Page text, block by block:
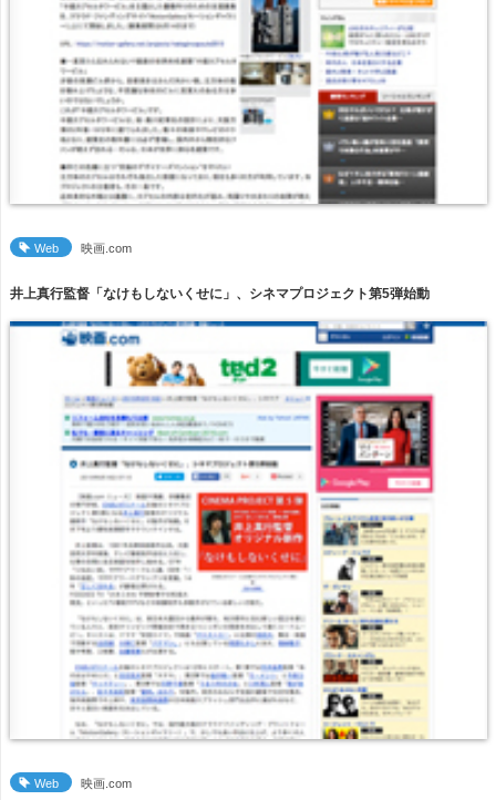
Web 映画.com
井上真行監督「なけもしないくせに」、シネマプロジェクト第5弾始動
Web 映画.com